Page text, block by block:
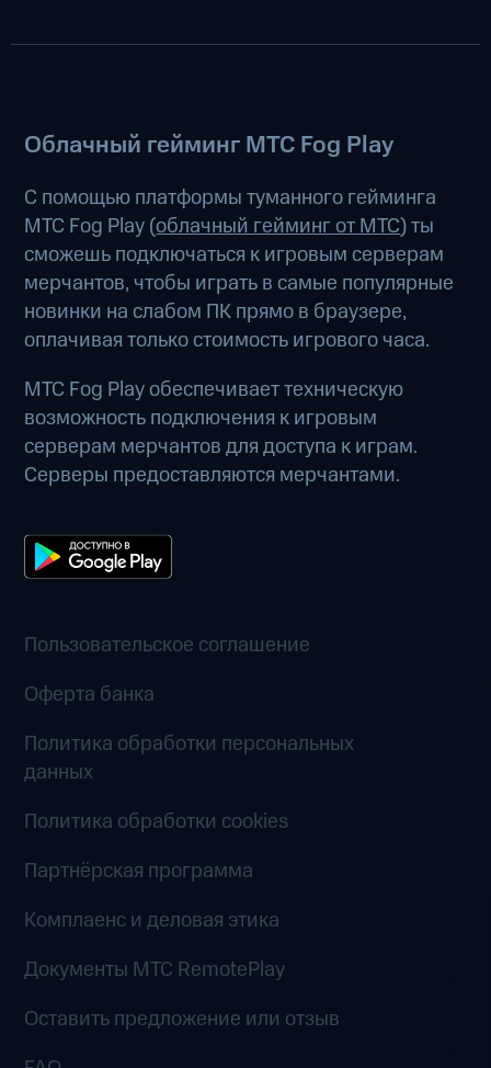
Облачный гейминг МТС Fog Play
С помощью платформы туманного гейминга
МТС Fog Play (облачный гейминг от МТС) ты
сможешь подключаться к игровым серверам
мерчантов, чтобы играть в самые популярные
новинки на слабом ПК прямо в браузере,
оплачивая только стоимость игрового часа.
МТС Fog Play обеспечивает техническую
возможность подключения к игровым
серверам мерчантов для доступа к играм.
Серверы предоставляются мерчантами.
Пользовательское соглашение
Оферта банка
Политика обработки персональных
данных
Политика обработки cookies
Партнёрская программа
Комплаенс и деловая этика
Документы MTC RemotePlay
Оставить предложение или отзыв